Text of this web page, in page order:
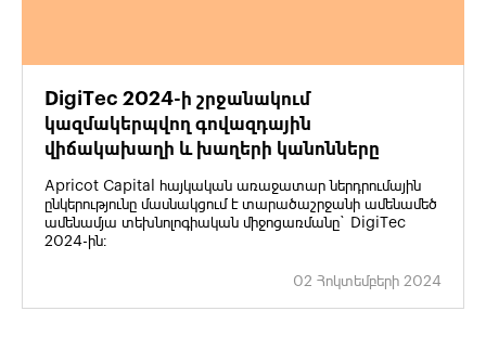
DigiТec 2024-ի շրջանակում
կազմակերպվող գովազդային
վիճակախաղի և խաղերի կանոնները
Apricot Capital հայկական առաջատար ներդրումային
ընկերությունը մասնակցում է տարածաշրջանի ամենամեծ
ամենամյա տեխնոլոգիական միջոցառմանը` DigiТec
2024-ին։
02 Հոկտեմբերի 2024